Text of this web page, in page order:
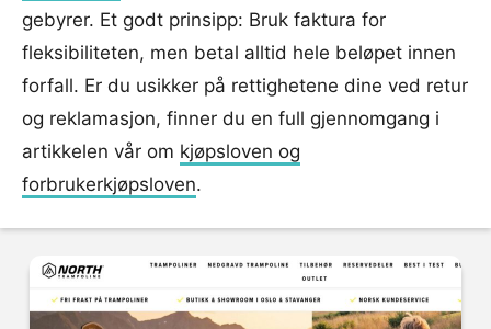
gebyrer. Et godt prinsipp: Bruk faktura for
fleksibiliteten, men betal alltid hele beløpet innen
forfall. Er du usikker på rettighetene dine ved retur
og reklamasjon, finner du en full gjennomgang i
artikkelen vår om kjøpsloven og
forbrukerkjøpsloven.